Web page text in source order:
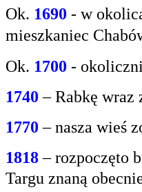
Ok. 1690 - w
mieszkaniec
Ok. 1700 -
1740 – Rabkę wraz
1770 – nasza wieś
1818– rozpoczęto
Targu znaną